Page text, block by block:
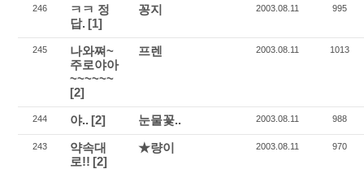
246
ㅋㅋ 정
답. [1]
꽁지 2003.08.11 995
245
나와쪄~
주로야아
~~~~~~
[2]
프렌 2003.08.11 1013
244 야.. [2] 눈물꽃.. 2003.08.11 988
243
약속대
로!! [2]
★량이 2003.08.11 970